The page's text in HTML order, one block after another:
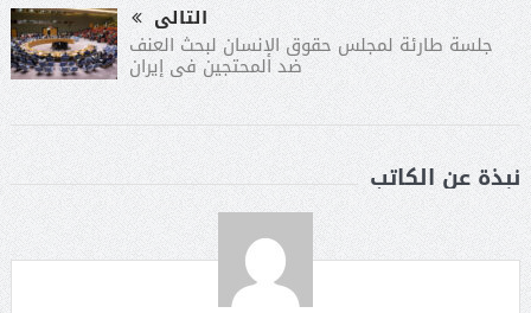
التالى
جلسة طارئة لمجلس حقوق الإنسان لبحث العنف
ضد المحتجين فى إيران
نبذة عن الكاتب